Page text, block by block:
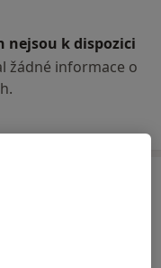
nejsou k dispozici
žádné informace o